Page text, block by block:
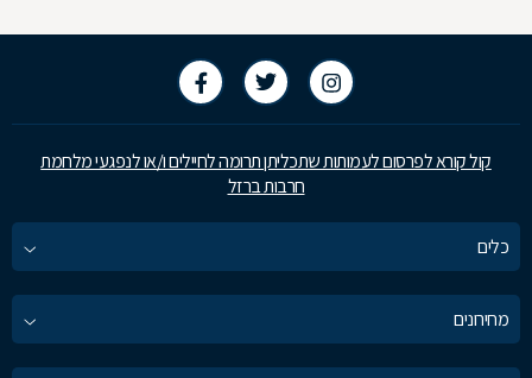
קול קורא לפרסום לעמותות שתכליתן תרומה לחיילים ו/או לנפגעי מלחמת
חרבות ברזל
כלים
מחירונים